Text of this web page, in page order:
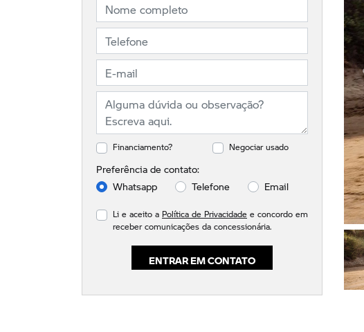
Financiamento? Negociar usado
Preferência de contato:
Whatsapp
Telefone Email
Li e aceito a Política de Privacidade e concordo em
receber comunicações da concessionária.
ENTRAR EM CONTATO